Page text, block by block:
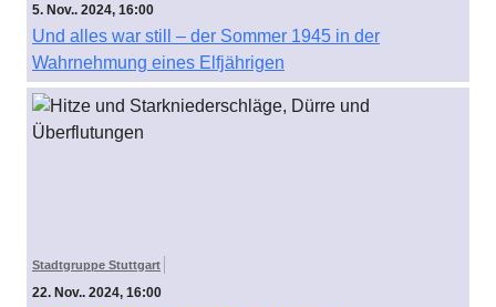
5. Nov.. 2024, 16:00
Und alles war still – der Sommer 1945 in der
Wahrnehmung eines Elfjährigen
Stadtgruppe Stuttgart
22. Nov.. 2024, 16:00